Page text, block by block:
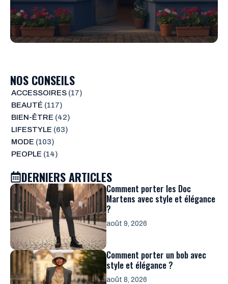
NOS CONSEILS
ACCESSOIRES(17)
BEAUTÉ (117)
BIEN-ÊTRE (42)
LIFESTYLE (63)
MODE (103)
PEOPLE (14)
DERNIERS ARTICLES
Comment porter les Doc
Martens avec style et élégance
?
août 9, 2026
Comment porter un bob avec
style et élégance ?
août 8, 2026